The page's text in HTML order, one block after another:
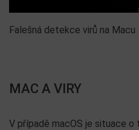
Falešná detekce virů na Macu
MAC A VIRY
V případě macOS je situace